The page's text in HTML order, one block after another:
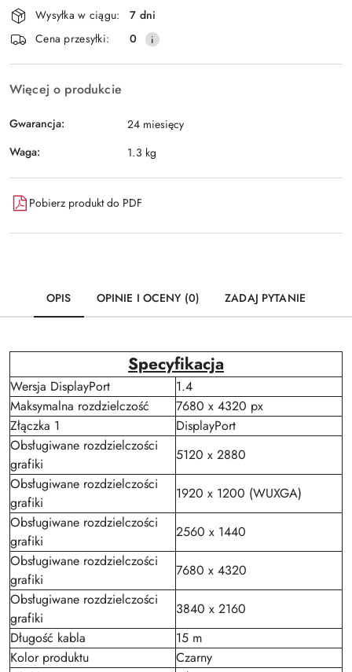
Wyślij
i
dostawa
Wysyłka w ciągu:
7 dni
Cena przesyłki:
0
Więcej o produkcie
Gwarancja:
24 miesięcy
Waga:
1.3 kg
Pobierz produkt do PDF
OPIS OPINIE I OCENY (0) ZADAJ PYTANIE
Specyfikacja
Wersja DisplayPort
1.4
Maksymalna rozdzielczość
7680 x 4320 px
Złączka 1
DisplayPort
Obsługiwane rozdzielczości
grafiki
5120 x 2880
Obsługiwane rozdzielczości
grafiki
1920 x 1200 (WUXGA)
Obsługiwane rozdzielczości
grafiki
2560 x 1440
Obsługiwane rozdzielczości
grafiki
7680 x 4320
Obsługiwane rozdzielczości
grafiki
3840 x 2160
Długość kabla
15 m
Kolor produktu
Czarny